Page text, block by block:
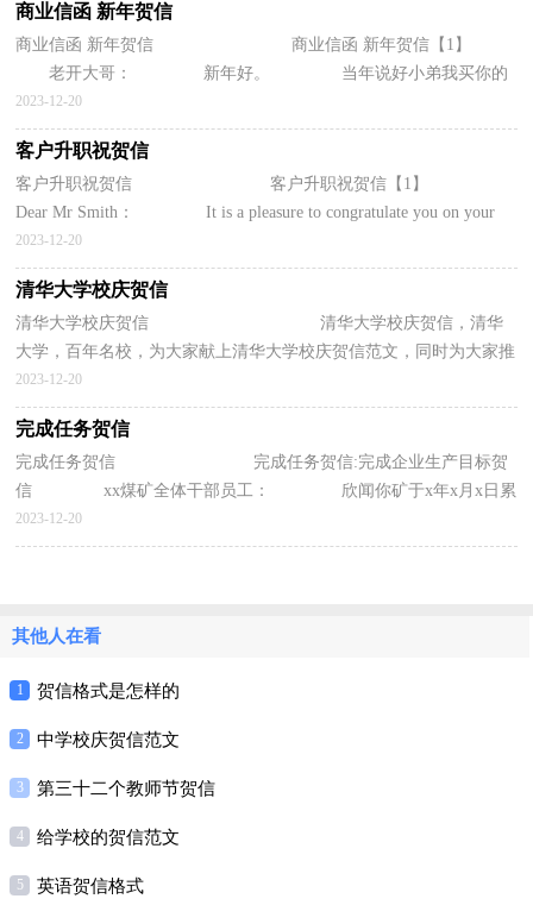
商业信函 新年贺信
商业信函 新年贺信 商业信函 新年贺信【1】
老开大哥： 新年好。 当年说好小弟我买你的
期房是搭伙做生意。现在你把房价降的这么低也不事先...
2023-12-20
客户升职祝贺信
客户升职祝贺信 客户升职祝贺信【1】
Dear Mr Smith： It is a pleasure to congratulate you on your
recent promotion to Deputy Managing D...
2023-12-20
清华大学校庆贺信
清华大学校庆贺信 清华大学校庆贺信，清华
大学，百年名校，为大家献上清华大学校庆贺信范文，同时为大家推
荐生日祝贺信。 清华大学校庆贺信【1】 值...
2023-12-20
完成任务贺信
完成任务贺信 完成任务贺信:完成企业生产目标贺
信 xx煤矿全体干部员工： 欣闻你矿于x年x月x日累
计生产原煤达到xxx万吨，提前x天完成xx煤业下达的...
2023-12-20
其他人在看
1 贺信格式是怎样的
2 中学校庆贺信范文
3 第三十二个教师节贺信
4 给学校的贺信范文
5 英语贺信格式